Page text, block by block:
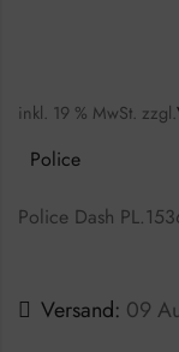
inkl. 19 % MwSt. zzgl.
Police
Police Dash
Versand: 09